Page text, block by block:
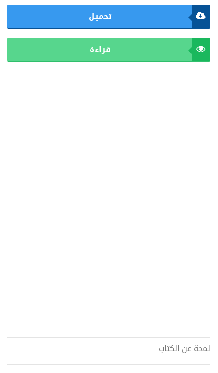
تحميل
قراءة
لمحة عن الكتاب